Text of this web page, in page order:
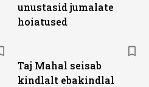
unustasid jumalate
hoiatused
Taj Mahal seisab
kindlalt ebakindlal